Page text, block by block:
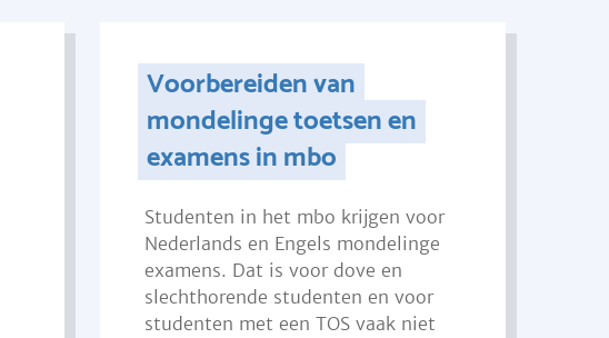
Voorbereiden van
mondelinge toetsen en
examens in mbo
Studenten in het mbo krijgen voor
Nederlands en Engels mondelinge
examens. Dat is voor dove en
slechthorende studenten en voor
studenten met een TOS vaak niet